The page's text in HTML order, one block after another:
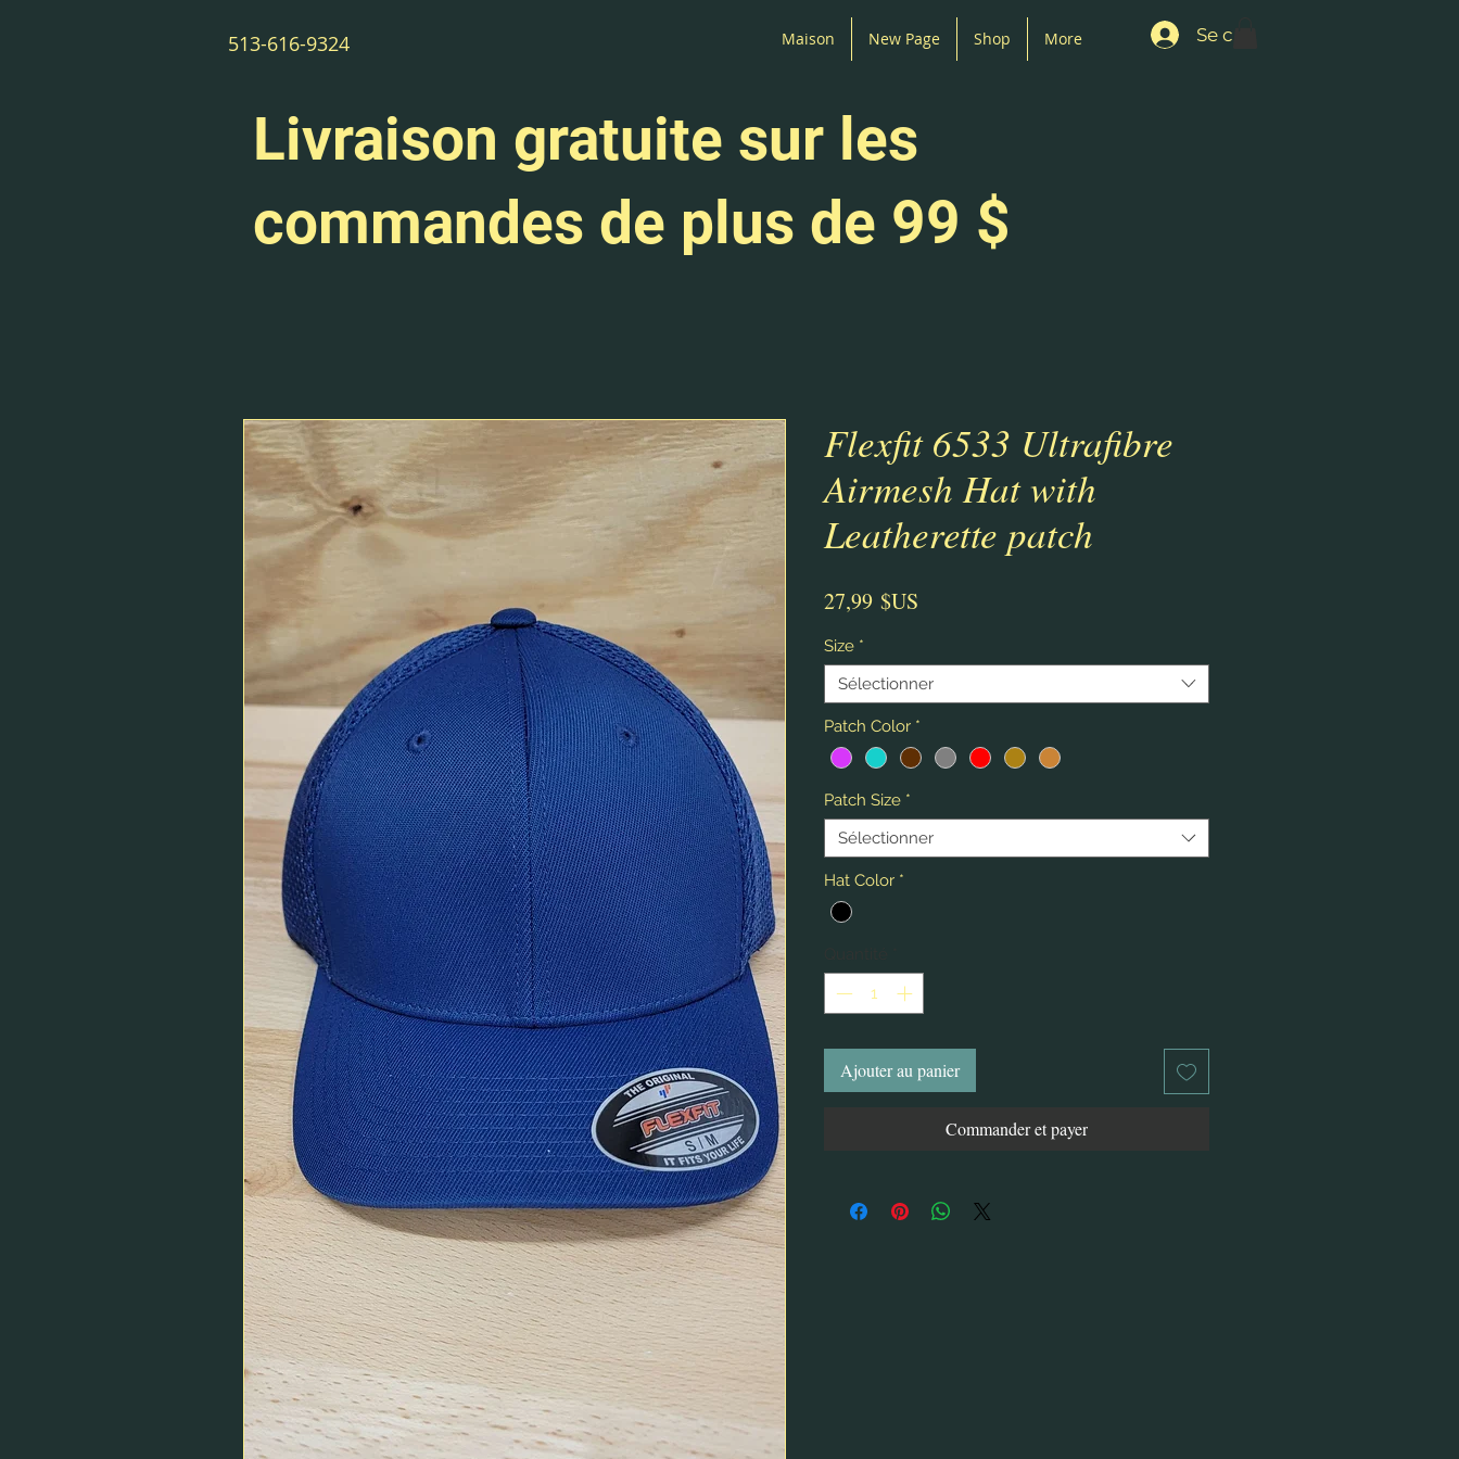
513-616-9324 Maison New Page Shop More Se connecter
Livraison gratuite sur les
commandes de plus de 99 $
Flexfit 6533 Ultrafibre
Airmesh Hat with
Leatherette patch
27,99 $US
Size *
Sélectionner
Patch Color *
Patch Size *
Sélectionner
Hat Color *
Ajouter au panier
Commander et payer